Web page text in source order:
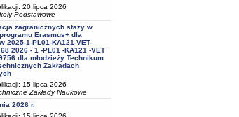
20 lipca 2026
Podstawowe
zagranicznych staży w
Erasmus+ dla
2025-1-PL01-KA121-VET-
2026 - 1 -PL01 -KA121 -VET
dla młodzieży Technikum
Zakładach
15 lipca 2026
Zakłady Naukowe
2026 r.